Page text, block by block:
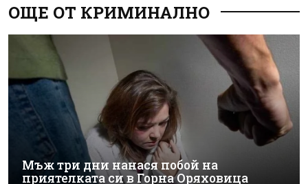
ОЩЕ ОТ КРИМИНАЛНО
Мъж три дни нанася побой на
приятелката си в Горна Оряховица